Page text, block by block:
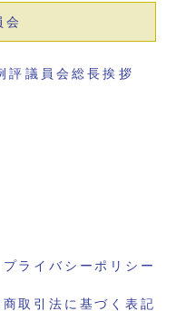
会
評議員会総長挨拶
プライバシーポリシー
商取引法に基づく表記